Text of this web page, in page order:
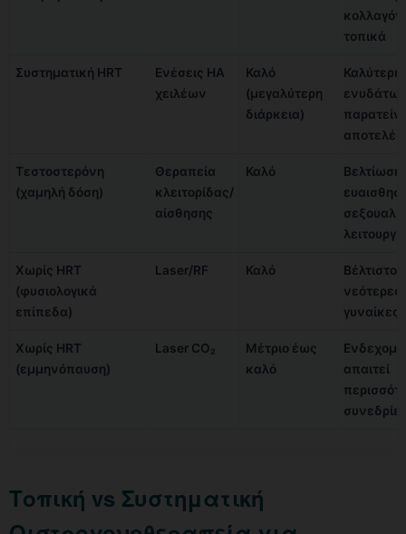
τοπικά
Συστηματική HRT
Ενέσεις HA
χειλέων
Καλό
(μεγαλύτερη
διάρκεια)
Καλύτερη
Τεστοστερόνη
(χαμηλή δόση)
Θεραπεία
κλειτορίδας/
αίσθησης
Καλό
Βελτίωση
Χωρίς HRT
(φυσιολογικά
επίπεδα)
Laser/RF Καλό
Βέλτιστο
νεότερες
γυναίκες
Χωρίς HRT
(εμμηνόπαυση)
Laser CO₂
Μέτριο έως
καλό
απαιτεί
Τοπική vs Συστηματική